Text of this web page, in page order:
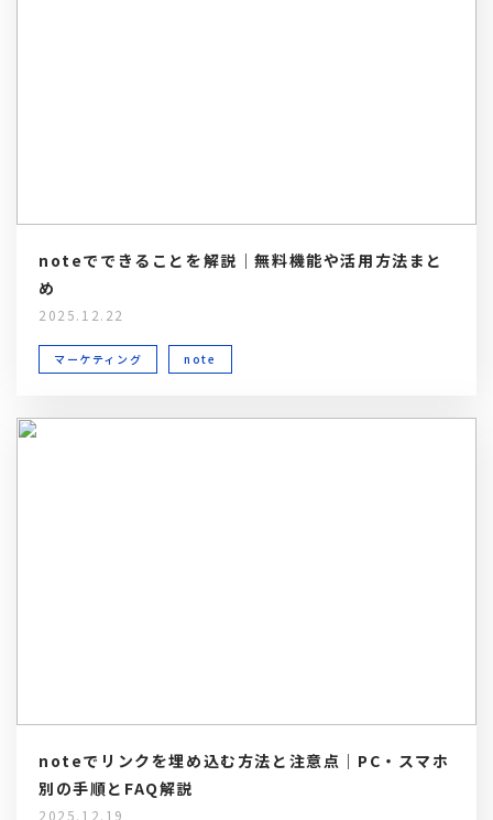
noteでできることを解説｜無料機能や活用方法まと
め
2025.12.22
マーケティング note
noteでリンクを埋め込む方法と注意点｜PC・スマホ
別の手順とFAQ解説
2025.12.19